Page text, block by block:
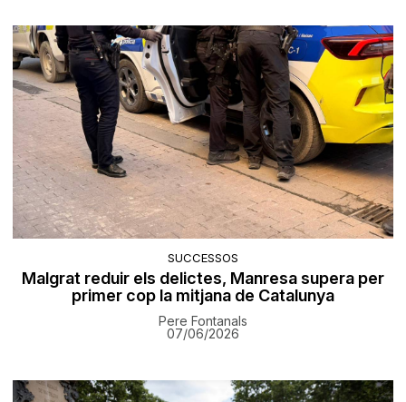
SUCCESSOS
Malgrat reduir els delictes, Manresa supera per
primer cop la mitjana de Catalunya
Pere Fontanals
07/06/2026